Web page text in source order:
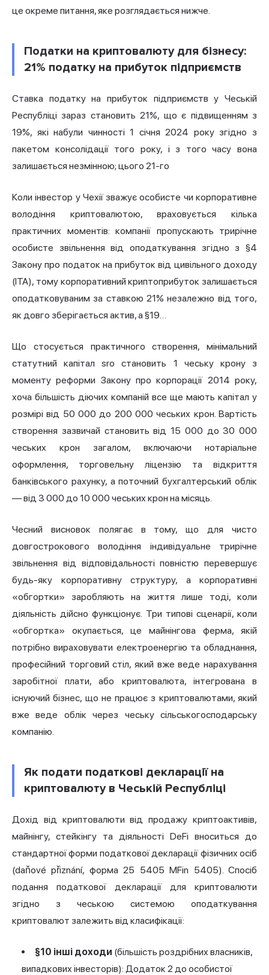
це окреме питання, яке розглядається нижче.
Податки на криптовалюту для бізнесу:
21% податку на прибуток підприємств
Ставка податку на прибуток підприємств у Чеській
Республіці зараз становить 21%, що є підвищенням з
19%, які набули чинності 1 січня 2024 року згідно з
пакетом консолідації того року, і з того часу вона
залишається незмінною; цього 21-го
Коли інвестор у Чехії зважує особисте чи корпоративне
володіння криптовалютою, враховується кілька
практичних моментів: компанії пропускають трирічне
особисте звільнення від оподаткування згідно з §4
Закону про податок на прибуток від цивільного доходу
(ITA), тому корпоративний криптоприбуток залишається
оподатковуваним за ставкою 21% незалежно від того,
як довго зберігається актив, а §19…
Що стосується практичного створення, мінімальний
статутний капітал sro становить 1 чеську крону з
моменту реформи Закону про корпорації 2014 року,
хоча більшість діючих компаній все ще мають капітал у
розмірі від 50 000 до 200 000 чеських крон. Вартість
створення зазвичай становить від 15 000 до 30 000
чеських крон загалом, включаючи нотаріальне
оформлення, торговельну ліцензію та відкриття
банківського рахунку, а поточний бухгалтерський облік
— від 3 000 до 10 000 чеських крон на місяць.
Чесний висновок полягає в тому, що для чисто
довгострокового володіння індивідуальне трирічне
звільнення від відповідальності повністю перевершує
будь-яку корпоративну структуру, а корпоративні
«обгортки» заробляють на життя лише тоді, коли
діяльність дійсно функціонує. Три типові сценарії, коли
«обгортка» окупається, це майнінгова ферма, якій
потрібно вираховувати електроенергію та обладнання,
професійний торговий стіл, який вже веде нарахування
заробітної плати, або криптовалюта, інтегрована в
існуючий бізнес, що не працює з криптовалютами, який
вже веде облік через чеську сільськогосподарську
компанію.
Як подати податкові декларації на
криптовалюту в Чеській Республіці
Дохід від криптовалюти від продажу криптоактивів,
майнінгу, стейкінгу та діяльності DeFi вноситься до
стандартної форми податкової декларації фізичних осіб
(daňové přiznání, форма 25 5405 MFin 5405). Спосіб
подання податкової декларації для криптовалюти
згідно з чеською системою оподаткування
криптовалют залежить від класифікації:
§10 інші доходи (більшість роздрібних власників,
випадкових інвесторів): Додаток 2 до особистої